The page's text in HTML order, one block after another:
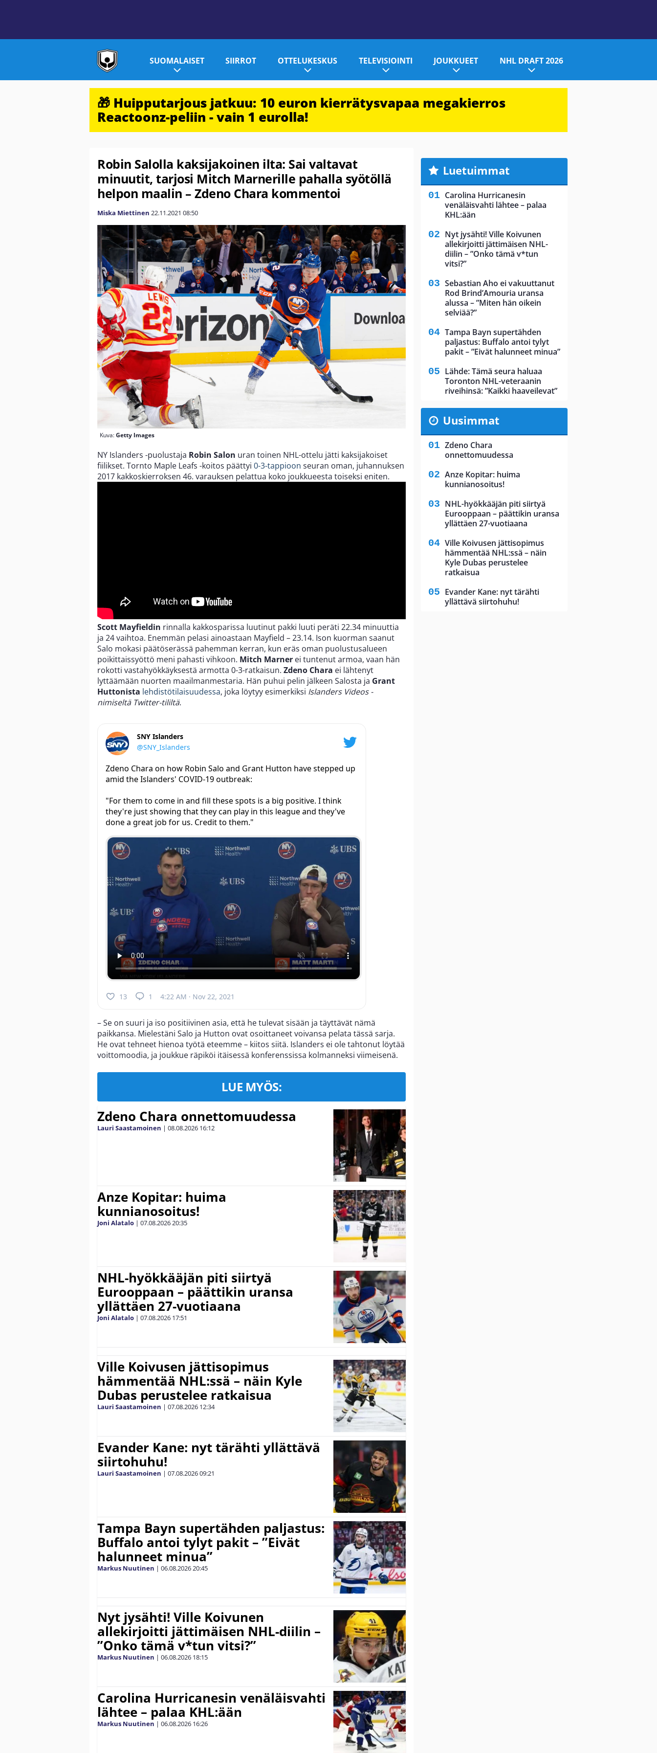
SUOMALAISET SIIRROT OTTELUKESKUS TELEVISIOINTI JOUKKUEET NHL DRAFT 2026
🎁 Huipputarjous jatkuu: 10 euron kierrätysvapaa megakierros
Reactoonz-peliin - vain 1 eurolla!
Robin Salolla kaksijakoinen ilta: Sai valtavat
minuutit, tarjosi Mitch Marnerille pahalla syötöllä
helpon maalin – Zdeno Chara kommentoi
Miska Miettinen 22.11.2021 08:50
Kuva:Getty Images
NY Islanders -puolustaja Robin Salon uran toinen NHL-ottelu jätti kaksijakoiset
fiilikset. Tornto Maple Leafs -koitos päättyi 0-3-tappioon seuran oman, juhannuksen
2017 kakkoskierroksen 46. varauksen pelattua koko joukkueesta toiseksi eniten.
Scott Mayfieldin rinnalla kakkosparissa luutinut pakki luuti peräti 22.34 minuuttia
ja 24 vaihtoa. Enemmän pelasi ainoastaan Mayfield – 23.14. Ison kuorman saanut
Salo mokasi päätöserässä pahemman kerran, kun eräs oman puolustusalueen
poikittaissyöttö meni pahasti vihkoon. Mitch Marner ei tuntenut armoa, vaan hän
rokotti vastahyökkäyksestä armotta 0-3-ratkaisun. Zdeno Chara ei lähtenyt
lyttäämään nuorten maailmanmestaria. Hän puhui pelin jälkeen Salosta ja Grant
Huttonista lehdistötilaisuudessa, joka löytyy esimerkiksi Islanders Videos -
nimiseltä Twitter-tililtä.
SNY Islanders
@SNY_Islanders
Zdeno Chara on how Robin Salo and Grant Hutton have stepped up
amid the Islanders' COVID-19 outbreak:
"For them to come in and fill these spots is a big positive. I think
they're just showing that they can play in this league and they've
done a great job for us. Credit to them."
13 1 4:22 AM · Nov 22, 2021
– Se on suuri ja iso positiivinen asia, että he tulevat sisään ja täyttävät nämä
paikkansa. Mielestäni Salo ja Hutton ovat osoittaneet voivansa pelata tässä sarja.
He ovat tehneet hienoa työtä eteemme – kiitos siitä. Islanders ei ole tahtonut löytää
voittomoodia, ja joukkue räpiköi itäisessä konferenssissa kolmanneksi viimeisenä.
LUE MYÖS:
Zdeno Chara onnettomuudessa
Lauri Saastamoinen | 08.08.2026 16:12
Anze Kopitar: huima
kunnianosoitus!
Joni Alatalo | 07.08.202620:35
NHL-hyökkääjän piti siirtyä
Eurooppaan – päättikin uransa
yllättäen 27-vuotiaana
Joni Alatalo | 07.08.2026 17:51
Ville Koivusen jättisopimus
hämmentää NHL:ssä – näin Kyle
Dubas perustelee ratkaisua
Lauri Saastamoinen | 07.08.2026 12:34
Evander Kane: nyt tärähti yllättävä
siirtohuhu!
Lauri Saastamoinen | 07.08.202609:21
Tampa Bayn supertähden paljastus:
Buffalo antoi tylyt pakit – ”Eivät
halunneet minua”
Markus Nuutinen | 06.08.202620:45
Nyt jysähti! Ville Koivunen
allekirjoitti jättimäisen NHL-diilin –
”Onko tämä v*tun vitsi?”
Markus Nuutinen | 06.08.2026 18:15
Carolina Hurricanesin venäläisvahti
lähtee – palaa KHL:ään
Markus Nuutinen | 06.08.2026 16:26
Luetuimmat
Carolina Hurricanesin
venäläisvahti lähtee – palaa
KHL:ään
Nyt jysähti! Ville Koivunen
allekirjoitti jättimäisen NHL-
diilin – ”Onko tämä v*tun
vitsi?”
Sebastian Aho ei vakuuttanut
Rod Brind’Amouria uransa
alussa – ”Miten hän oikein
selviää?”
Tampa Bayn supertähden
paljastus: Buffalo antoi tylyt
pakit – ”Eivät halunneet minua”
Lähde: Tämä seura haluaa
Toronton NHL-veteraanin
riveihinsä: ”Kaikki haaveilevat”
Uusimmat
Zdeno Chara
onnettomuudessa
Anze Kopitar: huima
kunnianosoitus!
NHL-hyökkääjän piti siirtyä
Eurooppaan – päättikin uransa
yllättäen 27-vuotiaana
Ville Koivusen jättisopimus
hämmentää NHL:ssä – näin
Kyle Dubas perustelee
ratkaisua
Evander Kane: nyt tärähti
yllättävä siirtohuhu!